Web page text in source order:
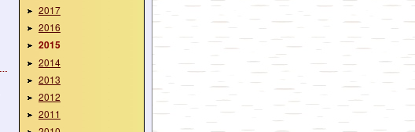
2017
2016
2015
2014
2013
2012
2011